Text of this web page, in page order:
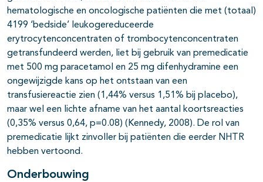
hematologische en oncologische patiënten die met (totaal)
4199 ‘bedside’ leukogereduceerde
erytrocytenconcentraten of trombocytenconcentraten
getransfundeerd werden, liet bij gebruik van premedicatie
met 500 mg paracetamol en 25 mg difenhydramine een
ongewijzigde kans op het ontstaan van een
transfusiereactie zien (1,44% versus 1,51% bij placebo),
maar wel een lichte afname van het aantal koortsreacties
(0,35% versus 0,64, p=0.08) (Kennedy, 2008). De rol van
premedicatie lijkt zinvoller bij patiënten die eerder NHTR
hebben vertoond.
Onderbouwing